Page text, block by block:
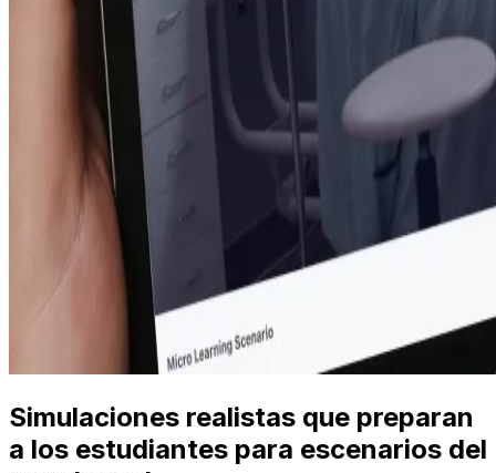
Simulaciones realistas que preparan
a los estudiantes para escenarios del